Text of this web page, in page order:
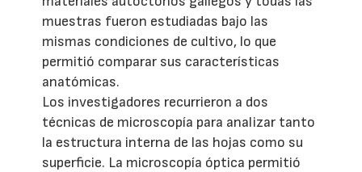
muestras fueron estudiadas bajo las
mismas condiciones de cultivo, lo que
permitió comparar sus características
anatómicas.
Los investigadores recurrieron a dos
técnicas de microscopía para analizar tanto
la estructura interna de las hojas como su
superficie. La microscopía óptica permitió